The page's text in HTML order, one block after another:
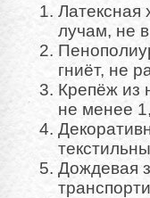
Латексная
лучам, не
гниёт, не
Крепёж из
не менее
Дождевая